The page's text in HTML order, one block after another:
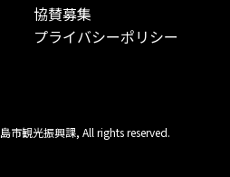
協賛募集
プライバシーポリシー
市観光振興課, All rights reserved.